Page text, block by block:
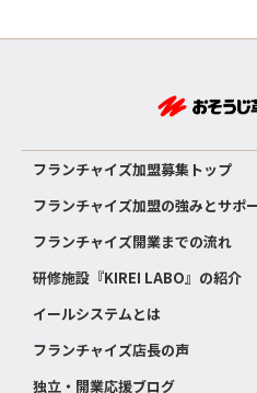
フランチャイズ加盟募集トップ
フランチャイズ加盟の強みとサポ
フランチャイズ開業までの流れ
研修施設『KIREI LABO』の紹介
イールシステムとは
フランチャイズ店長の声
独立・開業応援ブログ